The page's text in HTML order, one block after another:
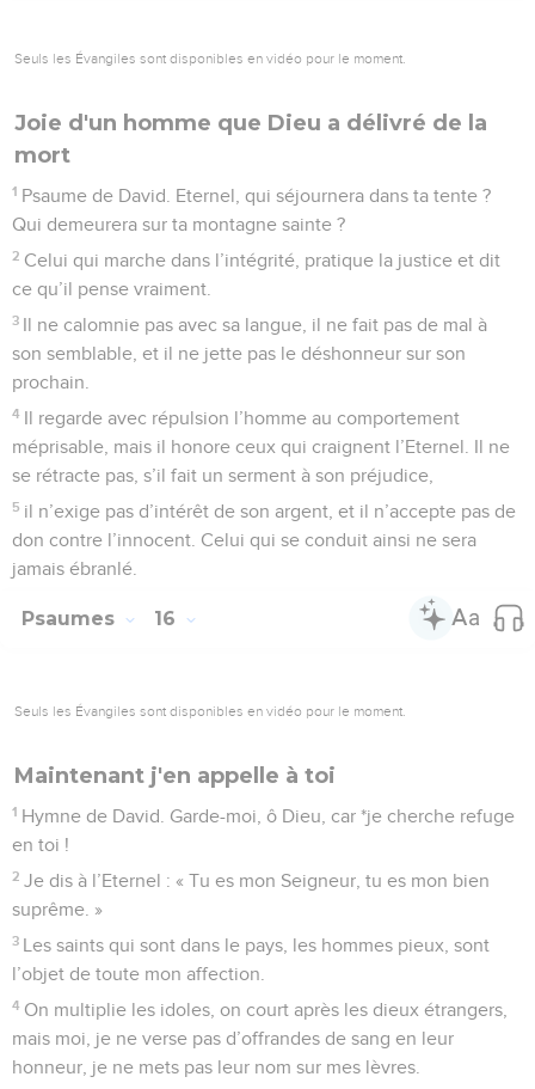
Seuls les Évangiles sont disponibles en vidéo pour le moment.
Joie d'un homme que Dieu a délivré de la
mort
1 Psaume de David. Eternel, qui séjournera dans ta tente ?
Qui demeurera sur ta montagne sainte ?
2 Celui qui marche dans l’intégrité, pratique la justice et dit
ce qu’il pense vraiment.
3 Il ne calomnie pas avec sa langue, il ne fait pas de mal à
son semblable, et il ne jette pas le déshonneur sur son
prochain.
4 Il regarde avec répulsion l’homme au comportement
méprisable, mais il honore ceux qui craignent l’Eternel. Il ne
se rétracte pas, s’il fait un serment à son préjudice,
5 il n’exige pas d’intérêt de son argent, et il n’accepte pas de
don contre l’innocent. Celui qui se conduit ainsi ne sera
jamais ébranlé.
Psaumes 16
Seuls les Évangiles sont disponibles en vidéo pour le moment.
Maintenant j'en appelle à toi
1 Hymne de David. Garde-moi, ô Dieu, car *je cherche refuge
en toi !
2 Je dis à l’Eternel : « Tu es mon Seigneur, tu es mon bien
suprême. »
3 Les saints qui sont dans le pays, les hommes pieux, sont
l’objet de toute mon affection.
4 On multiplie les idoles, on court après les dieux étrangers,
mais moi, je ne verse pas d’offrandes de sang en leur
honneur, je ne mets pas leur nom sur mes lèvres.